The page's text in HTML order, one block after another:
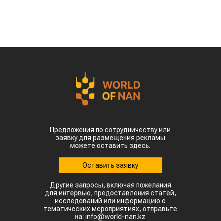
отметке в $35 млн.
страны мира. Ключевым торговым партнером
остается Турция, которая увеличила закупки в
пять раз и импортировала 63,4 тыс. тонн.
Главной сенсацией отчетного периода стал
полностью отсутствовали, то за пять месяцев
текущего года КНР выкупила сразу 14,2 тыс.
тонн казахстанской чечевицы.
Высокую динамику спроса показывают и другие
традиционные рынки: Афганистан — 4,9 тыс
тонн (рост в 11,7 раза) Азербайджан — 2 тыс
тонн (рост в 22,6 раза) Туркменистан — 1,1 тыс
тонн (рост в 3,6 раза) Таджикистан — 539,2
тонны (рост в 23,4 раза) Польша — 462 тонны